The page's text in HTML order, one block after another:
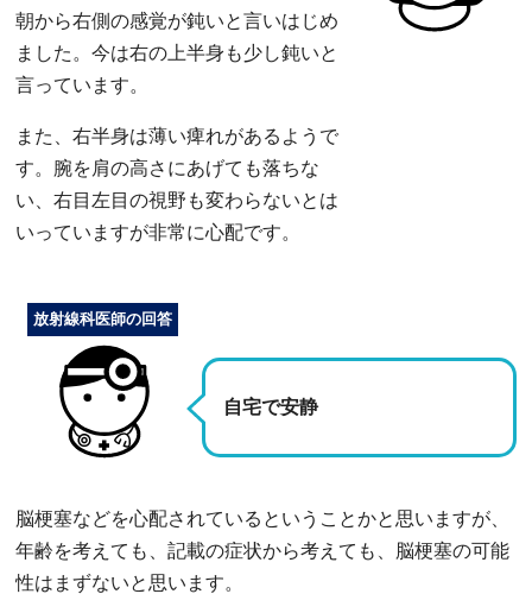
朝から右側の感覚が鈍いと言いはじめ
ました。今は右の上半身も少し鈍いと
言っています。
また、右半身は薄い痺れがあるようで
す。腕を肩の高さにあげても落ちな
い、右目左目の視野も変わらないとは
いっていますが非常に心配です。
自宅で安静
放射線科医師の回答
脳梗塞などを心配されているということかと思いますが、
年齢を考えても、記載の症状から考えても、脳梗塞の可能
性はまずないと思います。